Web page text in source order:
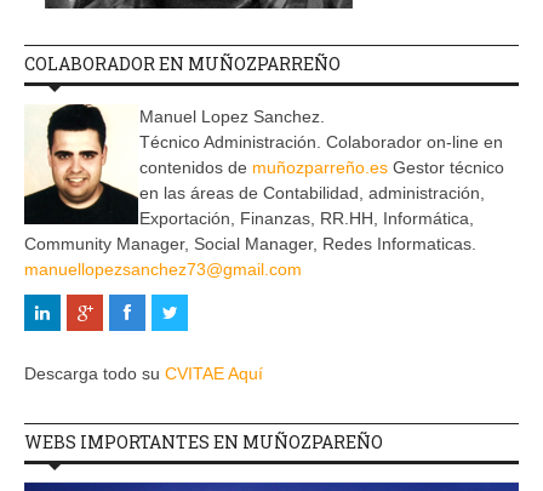
COLABORADOR EN MUÑOZPARREÑO
Manuel Lopez Sanchez.
Técnico Administración. Colaborador on-line en
contenidos de muñozparreño.es Gestor técnico
en las áreas de Contabilidad, administración,
Exportación, Finanzas, RR.HH, Informática,
Community Manager, Social Manager, Redes Informaticas.
manuellopezsanchez73@gmail.com
Descarga todo su CVITAE Aquí
WEBS IMPORTANTES EN MUÑOZPAREÑO